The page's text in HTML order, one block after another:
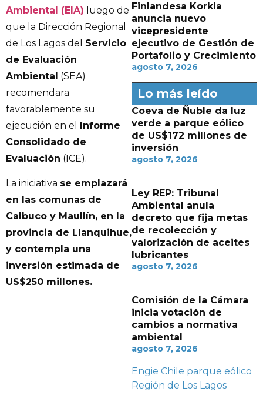
Ambiental (EIA) luego de
que la Dirección Regional
de Los Lagos del Servicio
de Evaluación
Ambiental (SEA)
recomendara
favorablemente su
ejecución en el Informe
Consolidado de
Evaluación (ICE).
La iniciativa se emplazará
en las comunas de
Calbuco y Maullín, en la
provincia de Llanquihue,
y contempla una
inversión estimada de
US$250 millones.
Finlandesa Korkia
anuncia nuevo
vicepresidente
ejecutivo de Gestión de
Portafolio y Crecimiento
agosto 7, 2026
Lo más leído
Coeva de Ñuble da luz
verde a parque eólico
de US$172 millones de
inversión
agosto 7, 2026
Ley REP: Tribunal
Ambiental anula
decreto que fija metas
de recolección y
valorización de aceites
lubricantes
agosto 7, 2026
Comisión de la Cámara
inicia votación de
cambios a normativa
ambiental
agosto 7, 2026
Engie Chile parque eólico
Región de Los Lagos